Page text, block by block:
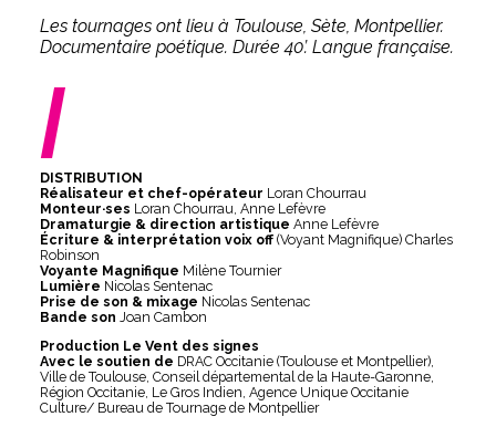
Les tournages ont lieu à Toulouse, Sète, Montpellier.
Documentaire poétique. Durée 40’. Langue française.
/
DISTRIBUTION
Réalisateur et chef-opérateur Loran Chourrau
Monteur·ses Loran Chourrau, Anne Lefèvre
Dramaturgie & direction artistique Anne Lefèvre
Écriture & interprétation voix off(Voyant Magnifique) Charles
Robinson
Voyante Magnifique Milène Tournier
Lumière Nicolas Sentenac
Prise de son & mixage Nicolas Sentenac
Bande son Joan Cambon
Production Le Vent des signes
Avec le soutien de DRAC Occitanie (Toulouse et Montpellier),
Ville de Toulouse, Conseil départemental de la Haute-Garonne,
Région Occitanie, Le Gros Indien, Agence Unique Occitanie
Culture/ Bureau de Tournage de Montpellier